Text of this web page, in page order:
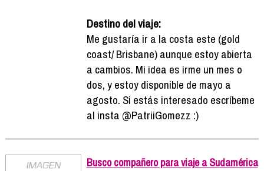
Destino del viaje:
Me gustaría ir a la costa este (gold
coast/ Brisbane) aunque estoy abierta
a cambios. Mi idea es irme un mes o
dos, y estoy disponible de mayo a
agosto. Si estás interesado escríbeme
al insta @PatriiGomezz :)
Busco compañero para viaje a Sudamérica